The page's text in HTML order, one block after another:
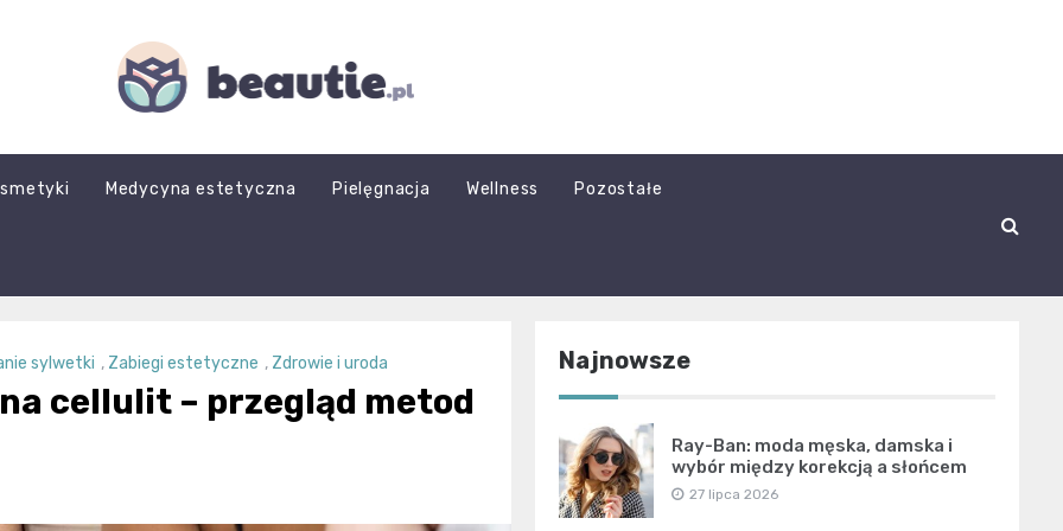
beautie.pl
Medycyna estetyczna Pielęgnacja Wellness Pozostałe
sylwetki , Zabiegi estetyczne , Zdrowie i uroda
cellulit – przegląd metod
Najnowsze
Ray-Ban: moda męska, damska i
wybór między korekcją a słońcem
27 lipca 2026